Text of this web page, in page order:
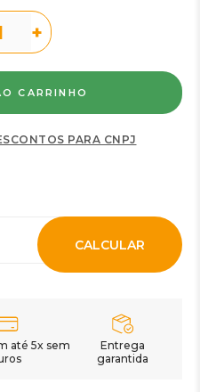
+
PARA CNPJ
CALCULAR
até 5x sem
Entrega
garantida